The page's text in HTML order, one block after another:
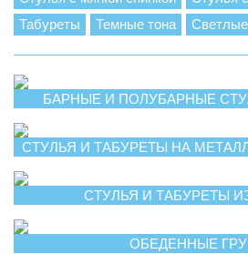
Табуреты
Темные тона
БАРНЫЕ И ПОЛУБАРНЫЕ
СТУЛЬЯ И ТАБУРЕТЫ НА
СТУЛЬЯ И ТАБУРЕТЫ
ОБЕДЕННЫЕ